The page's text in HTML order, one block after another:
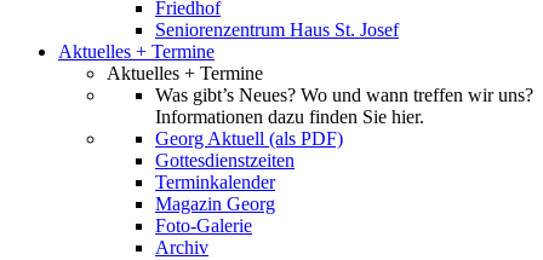
Friedhof
Seniorenzentrum Haus St. Josef
Aktuelles + Termine
Aktuelles + Termine
Was gibt’s Neues? Wo und wann treffen wir uns?
Informationen dazu finden Sie hier.
Georg Aktuell (als PDF)
Gottesdienstzeiten
Terminkalender
Magazin Georg
Foto-Galerie
Archiv